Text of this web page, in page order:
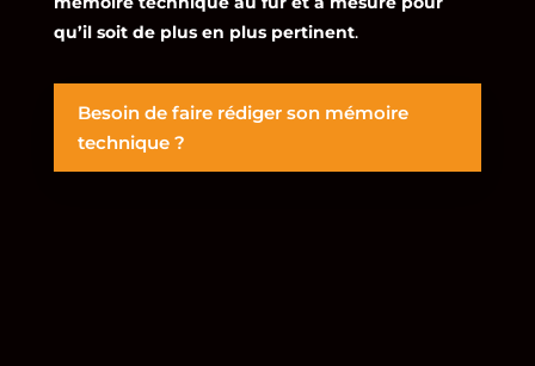
qu’il soit de plus en plus pertinent.
Besoin de faire rédiger son mémoire
technique ?